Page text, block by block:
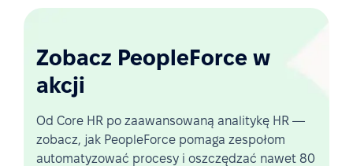
Zobacz PeopleForce w
akcji
Od Core HR po zaawansowaną analitykę HR —
zobacz, jak PeopleForce pomaga zespołom
automatyzować procesy i oszczędzać nawet 80